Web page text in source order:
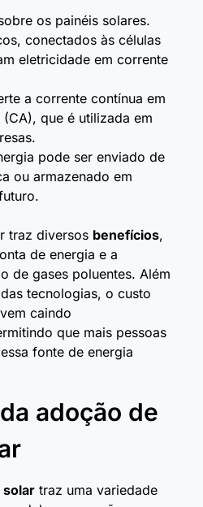
os painéis solares.
conectados às células
eletricidade em corrente
a corrente contínua em
que é utilizada em
pode ser enviado de
ou armazenado em
traz diversos benefícios,
de energia e a
de gases poluentes. Além
tecnologias, o custo
caindo
que mais pessoas
fonte de energia
adoção de
solartraz uma variedade